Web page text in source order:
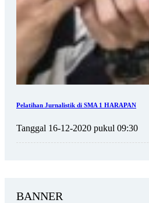
Pelatihan Jurnalistik di SMA 1 HARAPAN
Tanggal 16-12-2020 pukul 09:30
BANNER